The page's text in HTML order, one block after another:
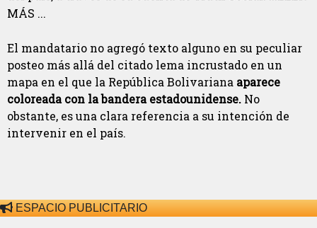
MÁS ...
El mandatario no agregó texto alguno en su peculiar
posteo más allá del citado lema incrustado en un
mapa en el que la República Bolivariana aparece
coloreada con la bandera estadounidense. No
obstante, es una clara referencia a su intención de
intervenir en el país.
ESPACIO PUBLICITARIO